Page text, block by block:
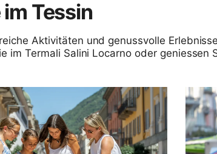
Tessin
Aktivitäten und genussvolle
im Termali Salini Locarno oder geniessen